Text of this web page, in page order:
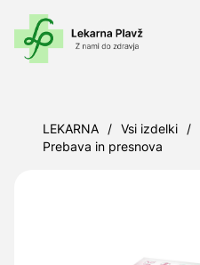
LEKARNA / Vsi izdelki /
Prebava in presnova